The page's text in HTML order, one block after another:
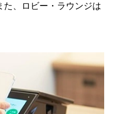
、ロビー・ラウンジは